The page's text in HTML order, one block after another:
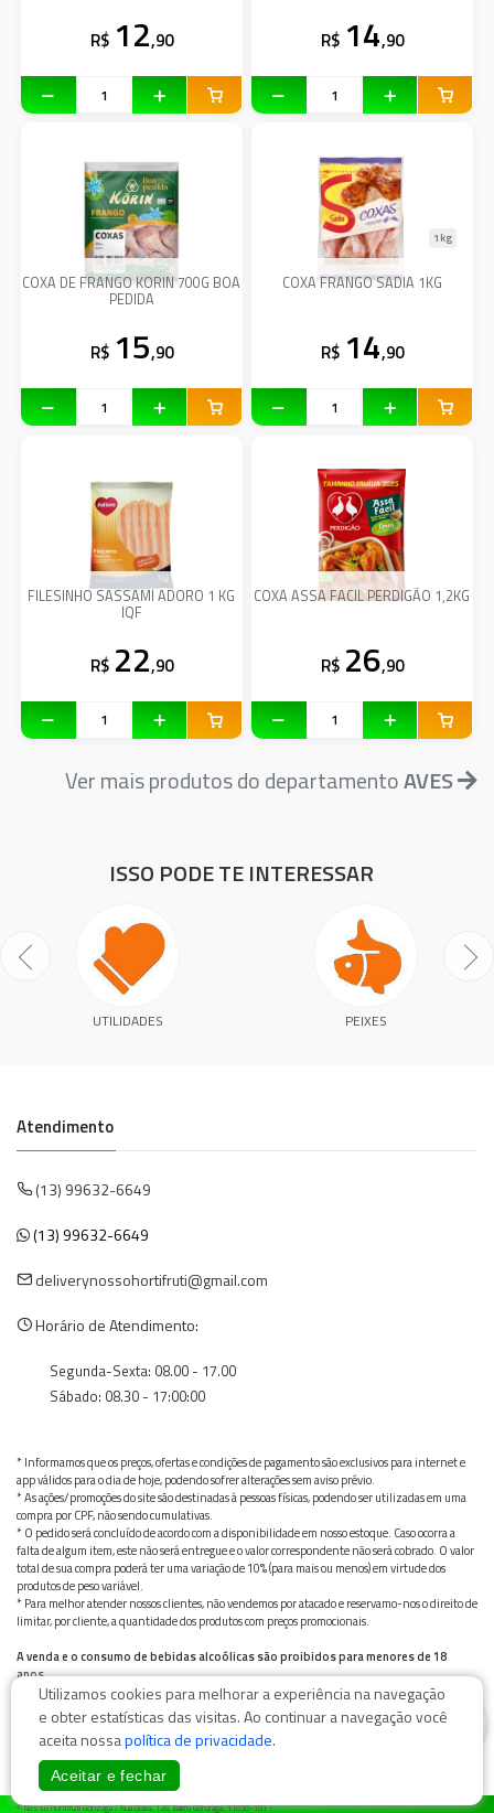
R$ 12,90 R$ 14,90
COXA DE FRANGO KORIN 700G BOA
PEDIDA
R$ 15,90
COXA FRANGO SADIA 1KG
1kg
R$ 14,90
FILESINHO SASSAMI ADORO 1 KG
IQF
R$ 22,90
COXA ASSA FACIL PERDIGÃO 1,2KG
R$ 26,90
Ver mais produtos do departamentoAVES
ISSO PODE TE INTERESSAR
UTILIDADES PEIXES
Atendimento
(13) 99632-6649
(13) 99632-6649
deliverynossohortifruti@gmail.com
Horário de Atendimento:
Segunda-Sexta: 08.00 - 17.00
Sábado: 08.30 - 17:00:00
* Informamos que os preços, ofertas e condições de pagamento são exclusivos para internet e
app válidos para o dia de hoje, podendo sofrer alterações sem aviso prévio.
* As ações/promoções do site são destinadas à pessoas físicas, podendo ser utilizadas em uma
compra por CPF, não sendo cumulativas.
* O pedido será concluído de acordo com a disponibilidade em nosso estoque. Caso ocorra a
falta de algum item, este não será entregue e o valor correspondente não será cobrado. O valor
total de sua compra poderá ter uma variação de 10% (para mais ou menos) em virtude dos
produtos de peso variável.
* Para melhor atender nossos clientes, não vendemos por atacado e reservamo-nos o direito de
limitar, por cliente, a quantidade dos produtos com preços promocionais.
A venda e o consumo de bebidas alcoólicas são proibidos para menores de 18
anos.
Bebida alcoólica pode causar dependência química e, em excesso, provoca graves males à saúde.
Beba com moderação
© Nosso Hortifruti Gonzaga / Rua Goiás 128, Bairro Gonzaga, 11050-101 -
Utilizamos cookies para melhorar a experiência na navegação
e obter estatísticas das visitas. Ao continuar a navegação você
aceita nossapolítica de privacidade.
Aceitar e fechar